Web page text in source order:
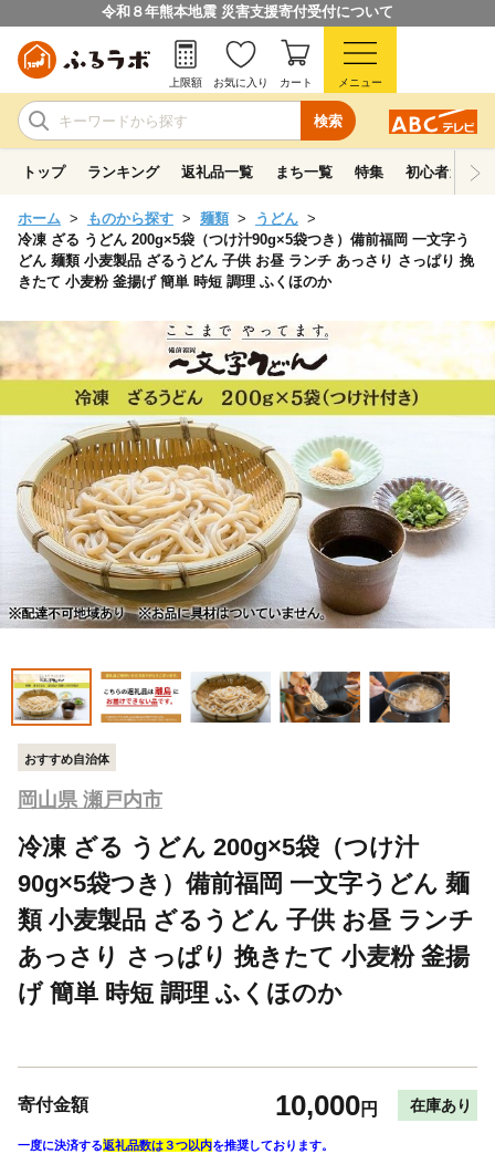
令和８年熊本地震 災害支援寄付受付について
検索
上限額 お気に入り カート メニュー
トップ ランキング 返礼品一覧 まち一覧 特集 初心者ガイド
ホーム ものから探す 麺類
うどん
冷凍 ざる うどん 200g×5袋（つけ汁90g×5袋つき）備前福岡 一文字う
どん 麺類 小麦製品 ざるうどん 子供 お昼 ランチ あっさり さっぱり 挽
きたて 小麦粉 釜揚げ 簡単 時短 調理 ふくほのか
おすすめ自治体
岡山県 瀬戸内市
冷凍 ざる うどん 200g×5袋（つけ汁
90g×5袋つき）備前福岡 一文字うどん 麺
類 小麦製品 ざるうどん 子供 お昼 ランチ
あっさり さっぱり 挽きたて 小麦粉 釜揚
げ 簡単 時短 調理 ふくほのか
寄付金額 10,000円 在庫あり
一度に決済する返礼品数は３つ以内を推奨しております。